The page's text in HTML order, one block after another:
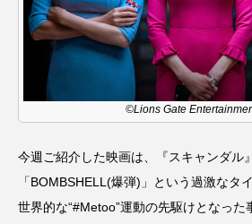
TAG LIST
10周年記念 12月号
1975年のケルン・コンサート
2024年度 2025年 2025
©Lions Gate
今週ご紹介した映画は、『スキャンダル
「BOMBSHELL(爆弾)」という過激なタイ
世界的な“#Metoo”運動の先駆けとなった